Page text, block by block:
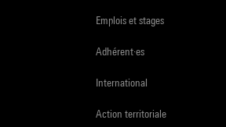
Emplois et stages
Adhérent·es
International
Action territoriale